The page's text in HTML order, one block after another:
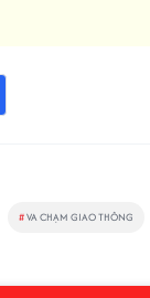
#VA CHẠM GIAO THÔNG